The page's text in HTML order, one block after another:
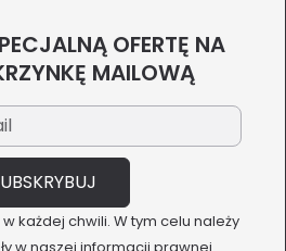
OFERTĘ NA
MAILOWĄ
każdej chwili. W tym celu należy